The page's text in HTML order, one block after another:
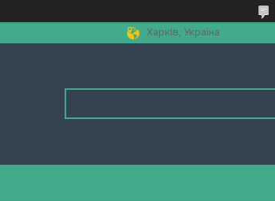
Харків, Україна